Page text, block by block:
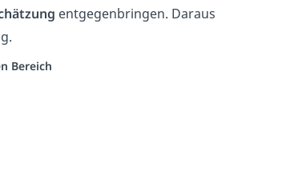
entgegenbringen. Daraus
Bereich